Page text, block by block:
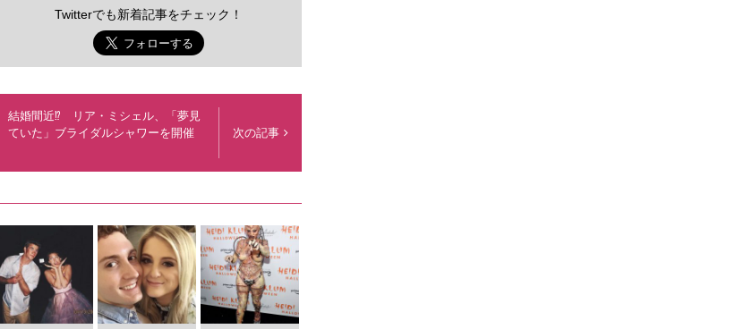
Twitterでも新着記事をチェック！
結婚間近⁉︎ リア・ミシェル、「夢見
ていた」ブライダルシャワーを開催
次の記事